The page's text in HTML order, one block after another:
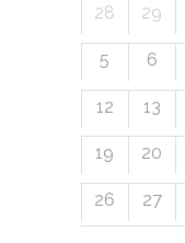
28 29
5 6
12 13
19 20
26 27